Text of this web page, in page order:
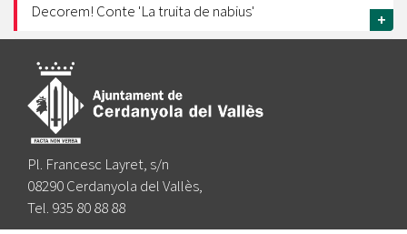
Decorem! Conte 'La truita de nabius'
+
Pl. Francesc Layret, s/n
08290 Cerdanyola del Vallès,
Tel. 935 80 88 88